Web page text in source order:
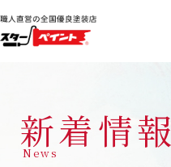
取扱メニュー
選ばれる理由
新着情報
News